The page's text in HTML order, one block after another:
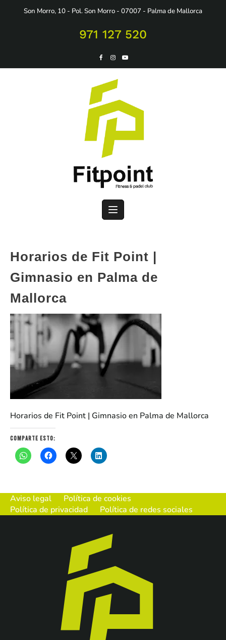
Son Morro, 10 - Pol. Son Morro - 07007 - Palma de Mallorca
971 127 520
Horarios de Fit Point |
Gimnasio en Palma de
Mallorca
Horarios de Fit Point | Gimnasio en Palma de Mallorca
Comparte esto:
Aviso legal
Política de cookies
Política de privacidad
Política de redes sociales